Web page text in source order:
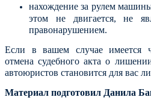
нахождение за рулем
этом не двигается, не
правонарушением.
Если в вашем случае имеется
отмена судебного акта о
автоюристов становится для вас
Материал подготовил Данила